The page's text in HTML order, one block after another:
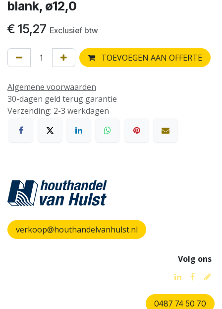
blank, ø12,0
€ 15,27 Exclusief btw
TOEVOEGEN AAN OFFERTE
Algemene voorwaarden
30-dagen geld terug garantie
Verzending: 2-3 werkdagen
verkoop@houthandelvanhulst.nl
Volg ons
0487 74 50 70